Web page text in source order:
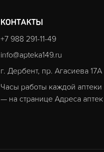
КОНТАКТЫ
+7 988 291-11-49
info@apteka149.ru
г. Дербент, пр. Агасиева 17А
Часы работы каждой аптеки
— на странице Адреса аптек